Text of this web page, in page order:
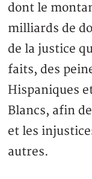
dont le
milliards de
de la justice
faits, des
Hispaniques
Blancs, afin
et les
autres.